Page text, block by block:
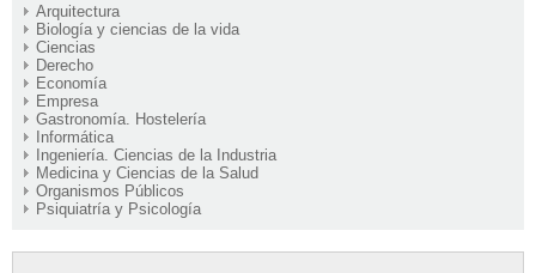
Arquitectura
Biología y ciencias de la vida
Ciencias
Derecho
Economía
Empresa
Gastronomía. Hostelería
Informática
Ingeniería. Ciencias de la Industria
Medicina y Ciencias de la Salud
Organismos Públicos
Psiquiatría y Psicología